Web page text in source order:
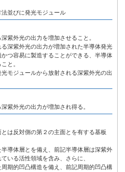
並びに発光モジュール
紫外光の出力を増加させること。
深紫外光の出力が増加された半導体発光
つ容易に製造することができる、半導体
と。
モジュールから放射される深紫外光の出
紫外光の出力が増加され得る。
は反対側の第２の主面とを有する基板
導体層とを備え、前記半導体層は深紫外
いる活性領域を含み、さらに、
期的凹凸構造を備え、前記周期的凹凸構